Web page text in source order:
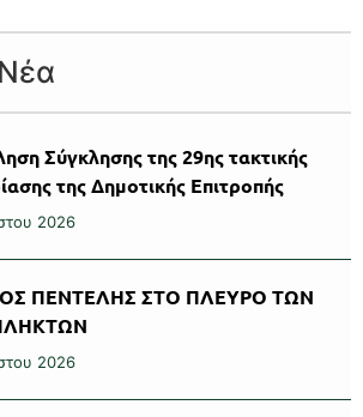
Σύγκλησης της 29ης τακτικής
της Δημοτικής Επιτροπής
2026
ΠΕΝΤΕΛΗΣ ΣΤΟ ΠΛΕΥΡΟ ΤΩΝ
2026